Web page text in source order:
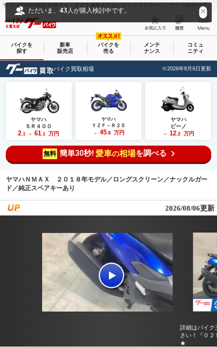
ヤマハ(YAMAHA) ＮＭＡＸ ２０１８年モデル／ロングスクリーン／ナックルガード／純正スペアキーあり｜バイク王 新潟店｜新車・中古バイクなら【グーバイク(GooBike)】
ただいま、43 人が購入検討中です。
バイクを
探す
新車
販売店
バイクを
売る
メンテ
ナンス
コミュ
ニティ
バイク買取相場 ※2026年8月6日更新
ヤマハ
ＳＲ４００
2 .1 ～ 61 .1 万円
ヤマハ
ＹＺＦ－Ｒ２５
～ 45.8 万円
ヤマハ
ビーノ
～ 12.2 万円
無料 簡単30秒! 愛車の相場を調べる
ヤマハＮＭＡＸ ２０１８年モデル／ロングスクリーン／ナックルガー
ド／純正スペアキーあり
2026/08/06更新
詳細はバイ
さい！『０２
★